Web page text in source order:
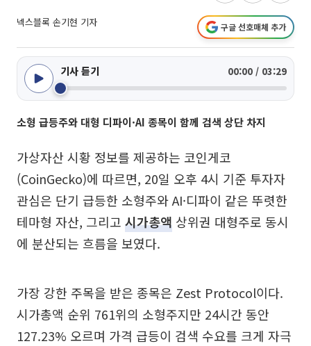
넥스블록 손기현 기자 구글 선호매체 추가
기사 듣기 00:00 / 03:29
소형 급등주와 대형 디파이·AI 종목이 함께 검색 상단 차지
가상자산 시황 정보를 제공하는 코인게코
(CoinGecko)에 따르면, 20일 오후 4시 기준 투자자
관심은 단기 급등한 소형주와 AI·디파이 같은 뚜렷한
테마형 자산, 그리고 시가총액 상위권 대형주로 동시
에 분산되는 흐름을 보였다.
가장 강한 주목을 받은 종목은 Zest Protocol이다.
시가총액 순위 761위의 소형주지만 24시간 동안
127.23% 오르며 가격 급등이 검색 수요를 크게 자극